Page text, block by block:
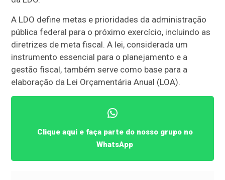
A LDO define metas e prioridades da administração
pública federal para o próximo exercício, incluindo as
diretrizes de meta fiscal. A lei, considerada um
instrumento essencial para o planejamento e a
gestão fiscal, também serve como base para a
elaboração da Lei Orçamentária Anual (LOA).
Clique aqui e faça parte do nosso grupo no
WhatsApp